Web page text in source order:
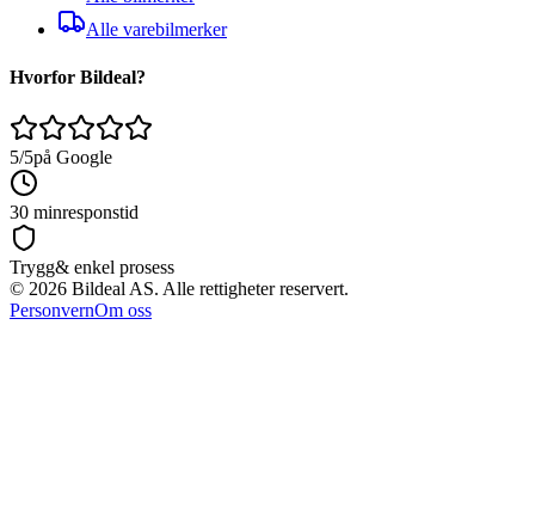
Alle varebilmerker
Hvorfor Bildeal?
5/5på Google
30 minresponstid
Trygg& enkel prosess
© 2026 Bildeal AS. Alle rettigheter reservert.
PersonvernOm oss